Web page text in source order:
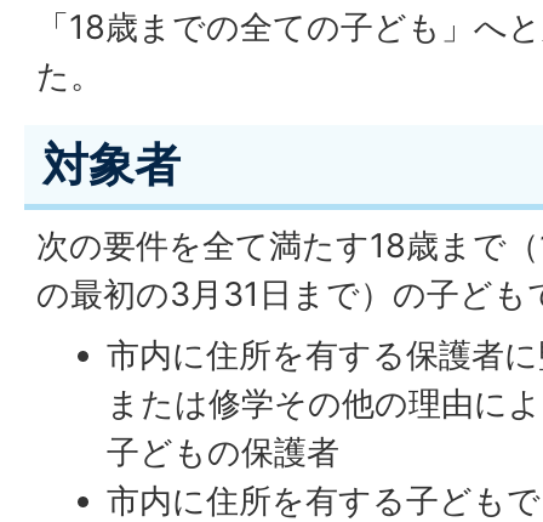
「18歳までの全ての子ども」へ
た。
対象者
次の要件を全て満たす18歳まで
の最初の3月31日まで）の子ども
市内に住所を有する保護者
または修学その他の理由に
子どもの保護者
市内に住所を有する子ども